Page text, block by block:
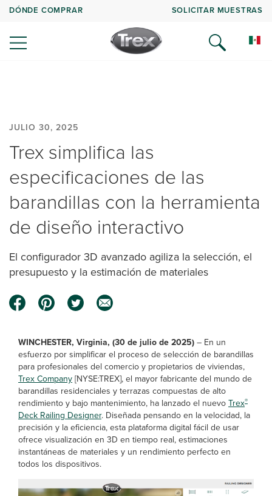
DÓNDE COMPRAR SOLICITAR MUESTRAS
JULIO 30, 2025
Trex simplifica las
especificaciones de las
barandillas con la herramienta
de diseño interactivo
El configurador 3D avanzado agiliza la selección, el
presupuesto y la estimación de materiales
WINCHESTER, Virginia, (30 de julio de 2025) – En un
esfuerzo por simplificar el proceso de selección de barandillas
para profesionales del comercio y propietarios de viviendas,
Trex Company [NYSE:TREX], el mayor fabricante del mundo de
barandillas residenciales y terrazas compuestas de alto
rendimiento y bajo mantenimiento, ha lanzado el nuevo Trex®
Deck Railing Designer. Diseñada pensando en la velocidad, la
precisión y la eficiencia, esta plataforma digital fácil de usar
ofrece visualización en 3D en tiempo real, estimaciones
instantáneas de materiales y un rendimiento perfecto en
todos los dispositivos.